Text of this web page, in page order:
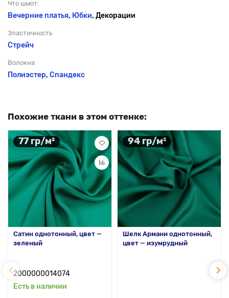
Что шьют:
Вечерние платья, Юбки, Декорации
Эластичность
Стрейч
Волокна
Полиэстер, Спандекс
Похожие ткани в этом оттенке:
77 гр/м²
Сатин однотонный, цвет —
зеленый
2000000014074
Есть в наличии
94 гр/м²
Шелк Армани однотонный,
цвет — изумрудный